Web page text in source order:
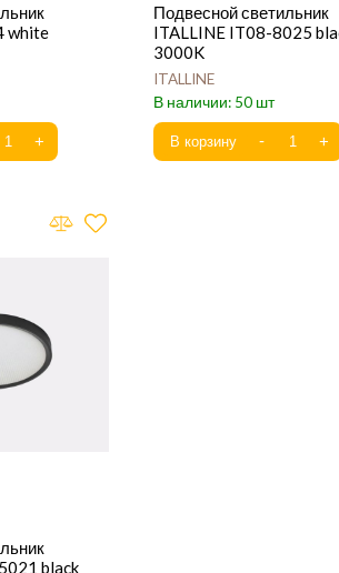
white
Подвесной светильник
ITALLINE IT08-8025
3000K
ITALLINE
50
black